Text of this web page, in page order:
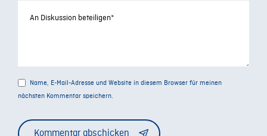
Name, E-Mail-Adresse und Website in diesem Browser für meinen
nächsten Kommentar speichern.